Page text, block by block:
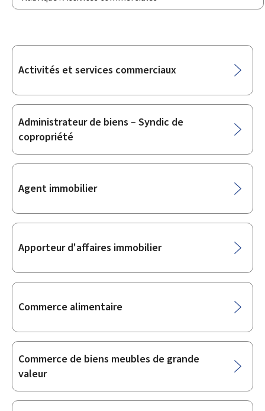
Sous-
Activités et services commerciaux
Administrateur de biens – Syndic de
copropriété
Agent immobilier
Apporteur d'affaires immobilier
Commerce alimentaire
Commerce de biens meubles de grande
valeur